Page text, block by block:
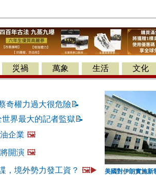
災禍 萬象 生活 文化
奇權力過大很危險📝
界最大的記者監獄 📝
企業 🖼️
開演 🖼️
，境外勢力發工資？ 🖼️▶️
美國對伊朗實施新